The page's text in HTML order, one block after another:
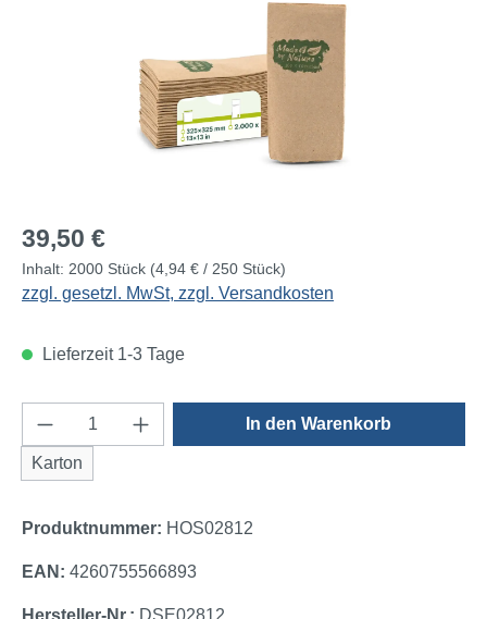
Regulärer Preis:
39,50 €
Inhalt: 2000 Stück (4,94 € / 250 Stück)
zzgl. gesetzl. MwSt, zzgl. Versandkosten
Lieferzeit 1-3 Tage
Produkt Anzahl: Gib den gewünschten
Karton
In den Warenkorb
Produktnummer: HOS02812
EAN: 4260755566893
Hersteller-Nr.: DSE02812